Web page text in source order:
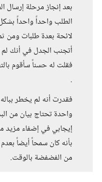
بعد إنجاز مرحلة إرسال
الطلب واحداً واحداً
لائحة بعدة طلبات ومن
أتجنب الجدل في أنك لم
فقلت له حسناً سأقوم
.
فقدرت أنه لم يخطر
واحدة تحتاج بيان من
إيجابي في إضفاء مزيد
بأنه كان سمحاً أيضاً
من الفضفضة بالوقت.